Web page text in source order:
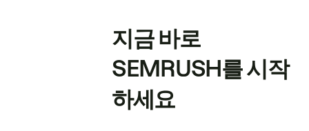
지금 바로
SEMRUSH를 시작
하세요